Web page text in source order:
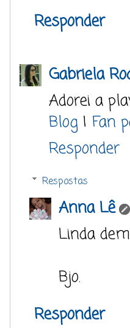
Responder
Gabriela
Adorei a
Blog | Fan
Responder
Respostas
Anna Lê
Linda
Bjo.
Responder